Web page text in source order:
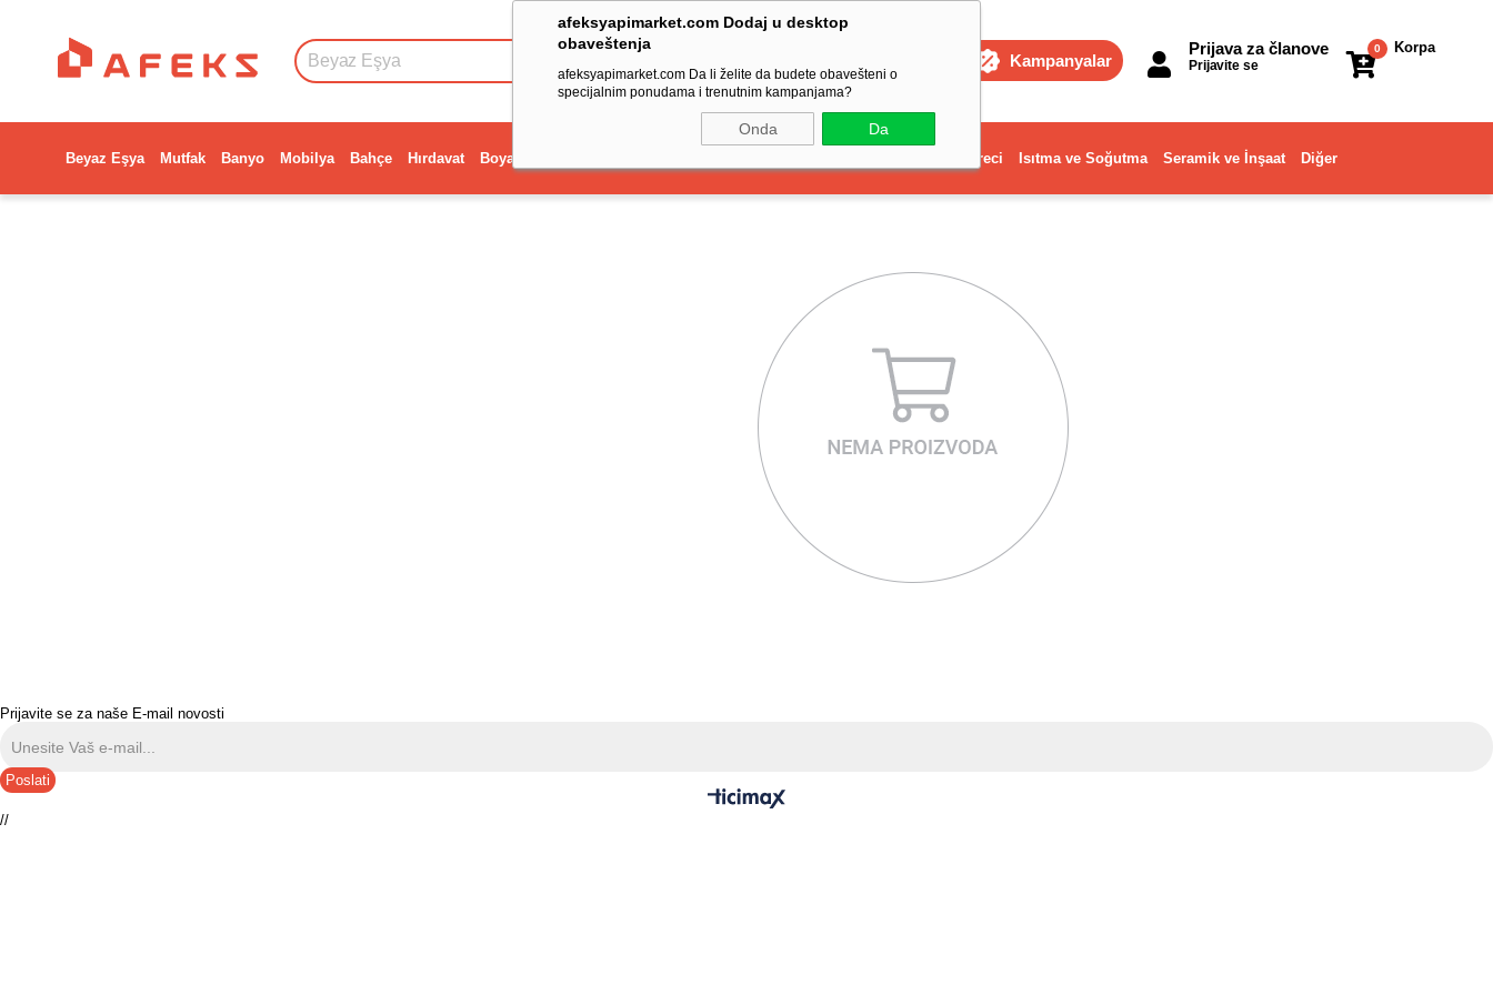
afeksyapimarket.com Dodaj u desktop
obaveštenja
afeksyapimarket.com Da li želite da budete obavešteni o
specijalnim ponudama i trenutnim kampanjama?
Onda Da
Kampanyalar
Korpa
0
Prijava za članove
Prijavite se
Beyaz Eşya Mutfak Banyo Mobilya Bahçe Hırdavat Boya Dekorasyon ve Ev Gereci Isıtma ve Soğutma Seramik ve İnşaat Diğer
Prijavite se za naše E-mail novosti
Poslati
//